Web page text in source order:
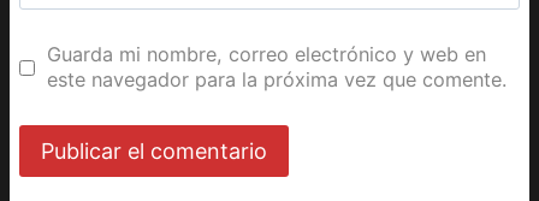
Guarda mi nombre, correo electrónico y web en
este navegador para la próxima vez que comente.